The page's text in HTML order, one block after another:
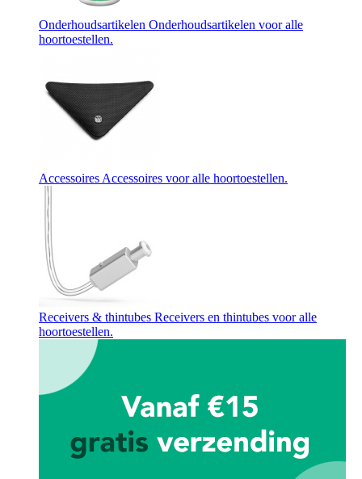
Onderhoudsartikelen Onderhoudsartikelen voor alle
hoortoestellen.
AccessoiresAccessoires voor alle hoortoestellen.
Receivers & thintubes Receivers en thintubes voor alle
hoortoestellen.